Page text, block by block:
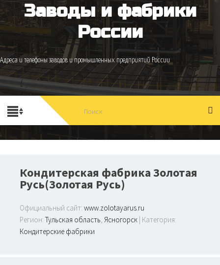
Заводы и фабрики
России
Адреса и телефоны заводов и промышленных предприятий России
Кондитерская фабрика Золотая
Русь(Золотая Русь)
Официальный сайт: www.zolotayarus.ru
Регион: Тульская область, Ясногорск | Категория:
Кондитерские фабрики